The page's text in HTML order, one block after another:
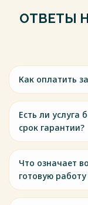
ОТВЕТЫ
Как оплатить
Есть ли услуга
срок гарантии?
Что означает
готовую работу